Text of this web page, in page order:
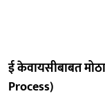
ई केवायसीबाबत
Process)